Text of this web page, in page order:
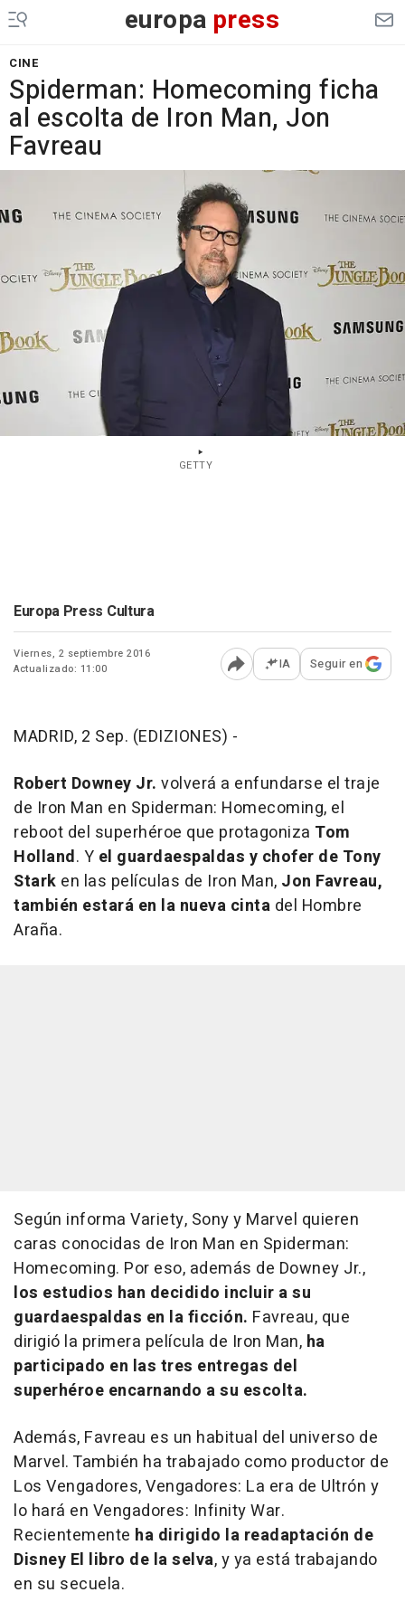
europa press
CINE
Spiderman: Homecoming ficha
al escolta de Iron Man, Jon
Favreau
GETTY
Europa Press Cultura
Viernes, 2 septiembre 2016
Actualizado: 11:00
Abrir opciones para
IA Seguir en
MADRID, 2 Sep. (EDIZIONES) -
Robert Downey Jr. volverá a enfundarse el traje
de Iron Man en Spiderman: Homecoming, el
reboot del superhéroe que protagoniza Tom
Holland. Y el guardaespaldas y chofer de Tony
Stark en las películas de Iron Man, Jon Favreau,
también estará en la nueva cinta del Hombre
Araña.
Según informa Variety, Sony y Marvel quieren
caras conocidas de Iron Man en Spiderman:
Homecoming. Por eso, además de Downey Jr.,
los estudios han decidido incluir a su
guardaespaldas en la ficción. Favreau, que
dirigió la primera película de Iron Man, ha
participado en las tres entregas del
superhéroe encarnando a su escolta.
Además, Favreau es un habitual del universo de
Marvel. También ha trabajado como productor de
Los Vengadores, Vengadores: La era de Ultrón y
lo hará en Vengadores: Infinity War.
Recientemente ha dirigido la readaptación de
Disney El libro de la selva, y ya está trabajando
en su secuela.